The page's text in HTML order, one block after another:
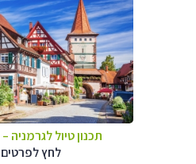
תכנון טיול לגרמניה –
לחץ לפרטים